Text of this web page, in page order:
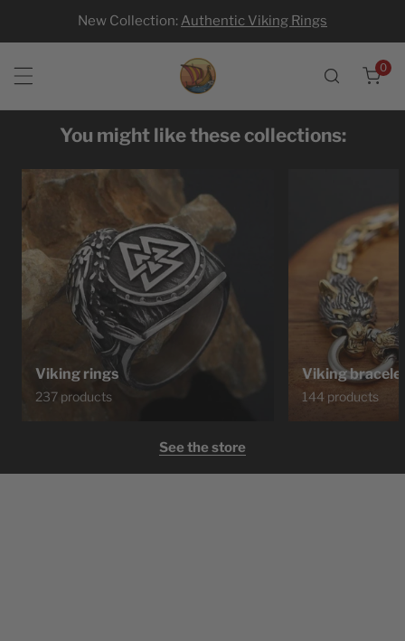
New Collection: Authentic Viking Rings
0
You might like these collections:
Viking rings
237 products
Viking
144 products
See the store